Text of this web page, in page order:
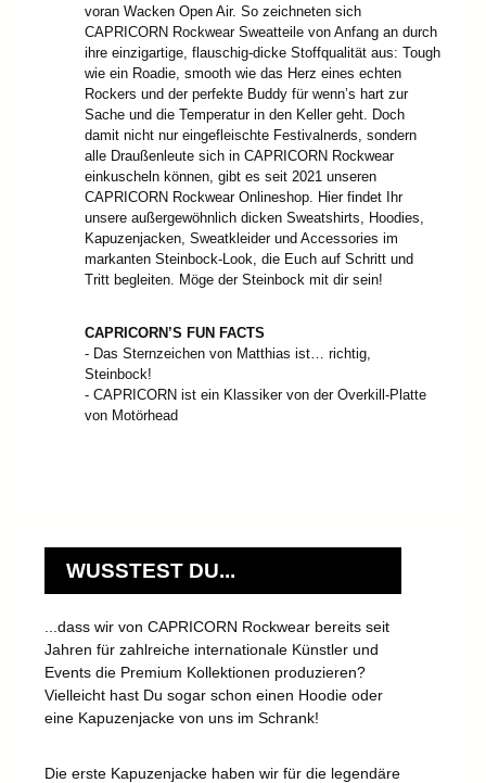
voran Wacken Open Air. So zeichneten sich
CAPRICORN Rockwear Sweatteile von Anfang an durch
ihre einzigartige, flauschig-dicke Stoffqualität aus: Tough
wie ein Roadie, smooth wie das Herz eines echten
Rockers und der perfekte Buddy für wenn’s hart zur
Sache und die Temperatur in den Keller geht. Doch
damit nicht nur eingefleischte Festivalnerds, sondern
alle Draußenleute sich in CAPRICORN Rockwear
einkuscheln können, gibt es seit 2021 unseren
CAPRICORN Rockwear Onlineshop. Hier findet Ihr
unsere außergewöhnlich dicken Sweatshirts, Hoodies,
Kapuzenjacken, Sweatkleider und Accessories im
markanten Steinbock-Look, die Euch auf Schritt und
Tritt begleiten. Möge der Steinbock mit dir sein!
CAPRICORN’S FUN FACTS
- Das Sternzeichen von Matthias ist… richtig,
Steinbock!
- CAPRICORN ist ein Klassiker von der Overkill-Platte
von Motörhead
WUSSTEST DU...
...dass wir von CAPRICORN Rockwear bereits seit
Jahren für zahlreiche internationale Künstler und
Events die Premium Kollektionen produzieren?
Vielleicht hast Du sogar schon einen Hoodie oder
eine Kapuzenjacke von uns im Schrank!
Die erste Kapuzenjacke haben wir für die legendäre